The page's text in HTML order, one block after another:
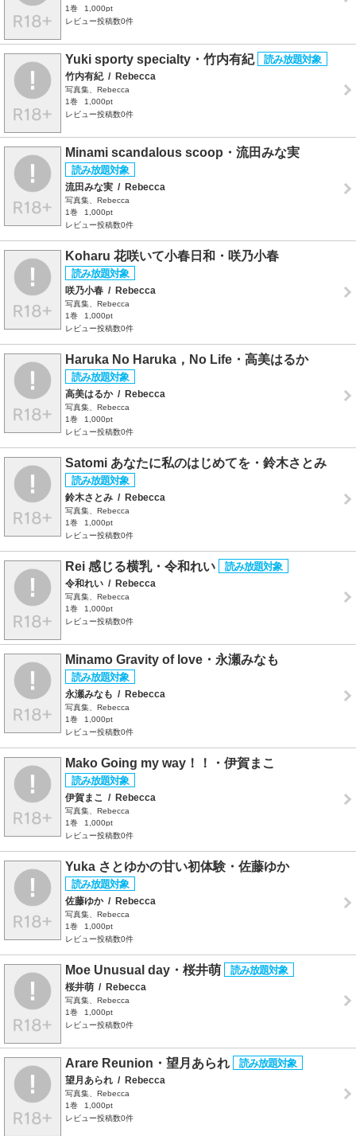
1巻
1,000pt
レビュー投稿数0件
Yuki sporty specialty・竹内有紀
竹内有紀 / Rebecca
写真集、Rebecca
1巻
1,000pt
レビュー投稿数0件
Minami scandalous scoop・流田みな実
流田みな実 / Rebecca
写真集、Rebecca
1巻
1,000pt
レビュー投稿数0件
Koharu 花咲いて小春日和・咲乃小春
咲乃小春 / Rebecca
写真集、Rebecca
1巻
1,000pt
レビュー投稿数0件
Haruka No Haruka，No Life・高美はるか
高美はるか / Rebecca
写真集、Rebecca
1巻
1,000pt
レビュー投稿数0件
Satomi あなたに私のはじめてを・鈴木さとみ
鈴木さとみ / Rebecca
写真集、Rebecca
1巻
1,000pt
レビュー投稿数0件
Rei 感じる横乳・令和れい
令和れい / Rebecca
写真集、Rebecca
1巻
1,000pt
レビュー投稿数0件
Minamo Gravity of love・永瀬みなも
永瀬みなも / Rebecca
写真集、Rebecca
1巻
1,000pt
レビュー投稿数0件
Mako Going my way！！・伊賀まこ
伊賀まこ / Rebecca
写真集、Rebecca
1巻
1,000pt
レビュー投稿数0件
Yuka さとゆかの甘い初体験・佐藤ゆか
佐藤ゆか / Rebecca
写真集、Rebecca
1巻
1,000pt
レビュー投稿数0件
Moe Unusual day・桜井萌
桜井萌 / Rebecca
写真集、Rebecca
1巻
1,000pt
レビュー投稿数0件
Arare Reunion・望月あられ
望月あられ / Rebecca
写真集、Rebecca
1巻
1,000pt
レビュー投稿数0件